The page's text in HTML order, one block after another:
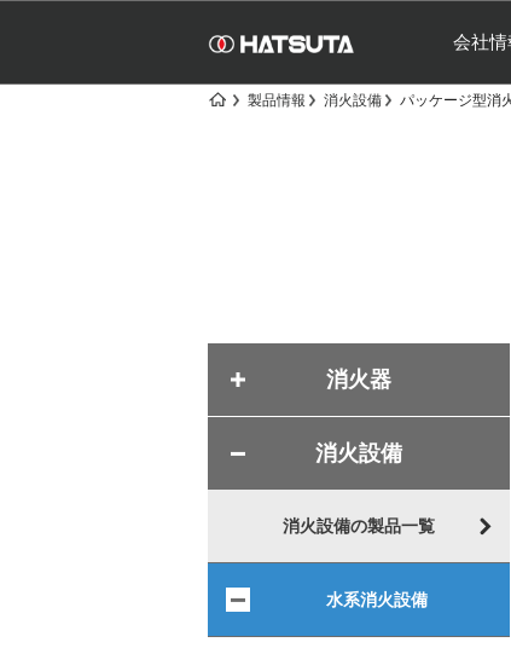
会社情
製品情報 消火設備 パッケージ
消火器
消火設備
消火設備の製品一覧
水系消火設備